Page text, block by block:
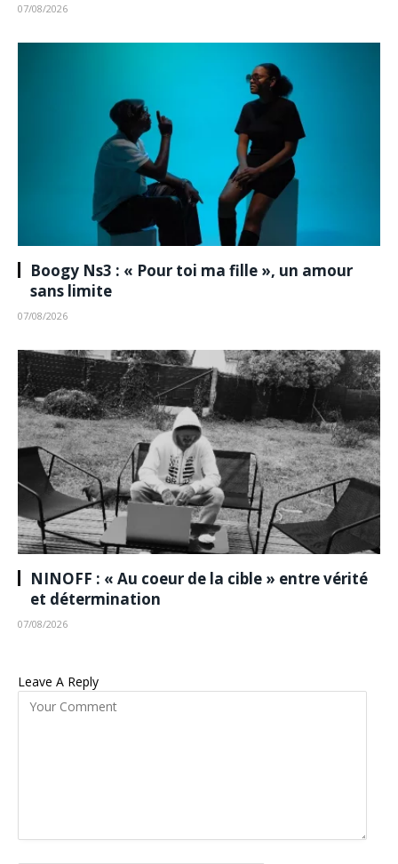
07/08/2026
Boogy Ns3 : « Pour toi ma fille », un amour
sans limite
07/08/2026
NINOFF : « Au coeur de la cible » entre vérité
et détermination
07/08/2026
Leave A Reply